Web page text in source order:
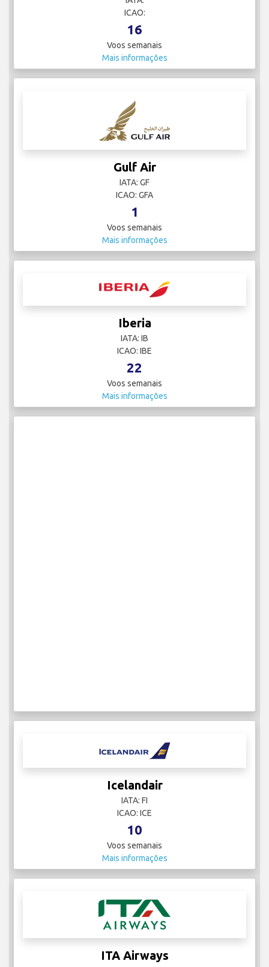
ICAO:
16
Voos semanais
Mais informações
Gulf Air
IATA: GF
ICAO: GFA
1
Voos semanais
Mais informações
Iberia
IATA: IB
ICAO: IBE
22
Voos semanais
Mais informações
Icelandair
IATA: FI
ICAO: ICE
10
Voos semanais
Mais informações
ITA Airways